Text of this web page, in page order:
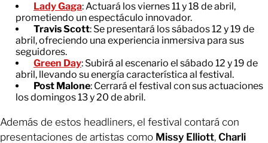
Lady Gaga: Actuará los viernes 11 y 18 de abril,
prometiendo un espectáculo innovador.
Travis Scott: Se presentará los sábados 12 y 19 de
abril, ofreciendo una experiencia inmersiva para sus
seguidores.
Green Day: Subirá al escenario el sábado 12 y 19 de
abril, llevando su energía característica al festival.
Post Malone: Cerrará el festival con sus actuaciones
los domingos 13 y 20 de abril.
Además de estos headliners, el festival contará con
presentaciones de artistas como Missy Elliott, Charli